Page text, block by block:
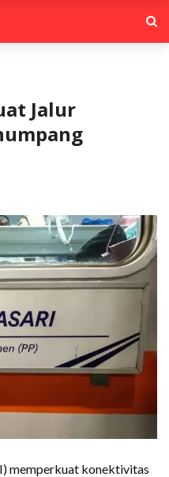
Jalur
memperkuat konektivitas